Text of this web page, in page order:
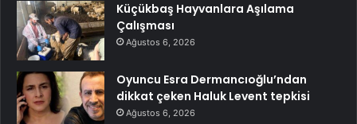
Küçükbaş Hayvanlara Aşılama
Çalışması
Ağustos 6, 2026
Oyuncu Esra Dermancıoğlu’ndan
dikkat çeken Haluk Levent tepkisi
Ağustos 6, 2026